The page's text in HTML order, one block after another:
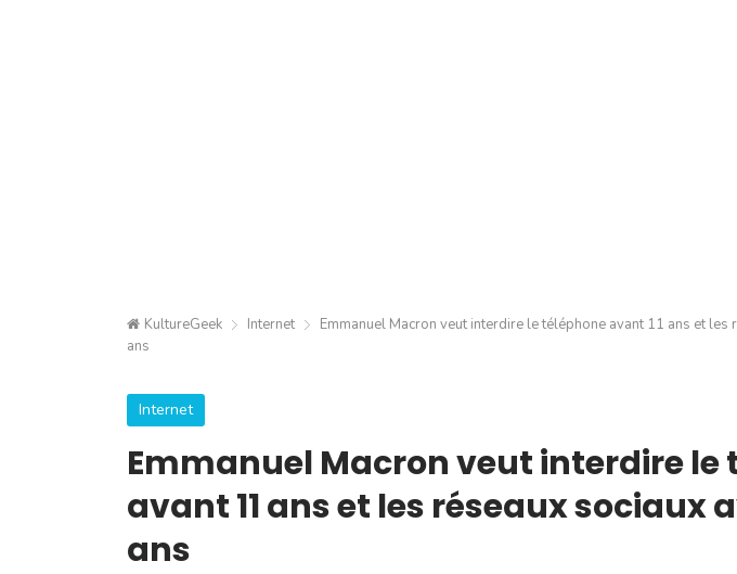
KultureGeek Internet
Emmanuel Macron veut interdire le téléphone avant 11 ans et les
ans
Internet
Emmanuel Macron veut interdire le
avant 11 ans et les réseaux sociaux
ans